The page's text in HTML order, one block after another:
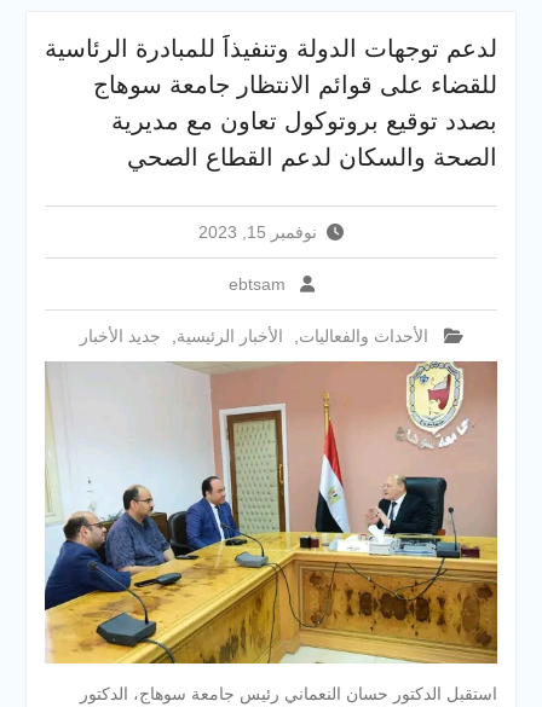
عقب توليه مهام منصبه ويشيد
بجهود رجال الشرطه
لدعم توجهات الدولة وتنفيذاََ للمبادرة الرئاسية
للقضاء على قوائم الانتظار جامعة سوهاج
بصدد توقيع بروتوكول تعاون مع مديرية
الصحة والسكان لدعم القطاع الصحي
نوفمبر 15, 2023
ebtsam
الأحداث والفعاليات الأخبار الرئيسية جديد الأخبار
استقبل الدكتور حسان النعماني رئيس جامعة سوهاج، الدكتور